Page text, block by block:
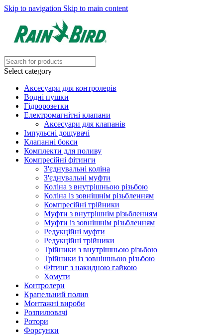
Skip to navigation Skip to main content
Select category
Аксесуари для контролерів
Водні пушки
Гідророзетки
Електромагнітні клапани
Аксесуари для клапанів
Імпульсні дощувачі
Клапанні бокси
Комплекти для поливу
Компресійні фітинги
З'єднувальні коліна
З'єднувальні муфти
Коліна з внутрішньою різьбою
Коліна із зовнішнім різьбленням
Компресійні трійники
Муфти з внутрішнім різьбленням
Муфти із зовнішнім різьбленням
Редукційні муфти
Редукційні трійники
Трійники з внутрішньою різьбою
Трійники із зовнішньою різьбою
Фітинг з накидною гайкою
Хомути
Контролери
Крапельний полив
Монтажні вироби
Розпилювачі
Ротори
Форсунки